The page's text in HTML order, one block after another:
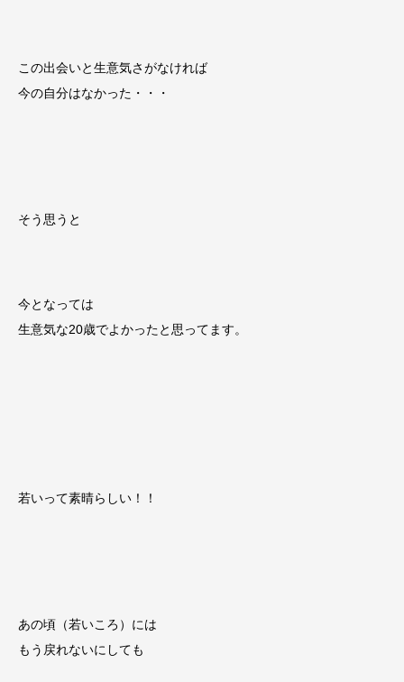
この出会いと生意気さがなければ
今の自分はなかった・・・
そう思うと
今となっては
生意気な20歳でよかったと思ってます。
若いって素晴らしい！！
あの頃（若いころ）には
もう戻れないにしても